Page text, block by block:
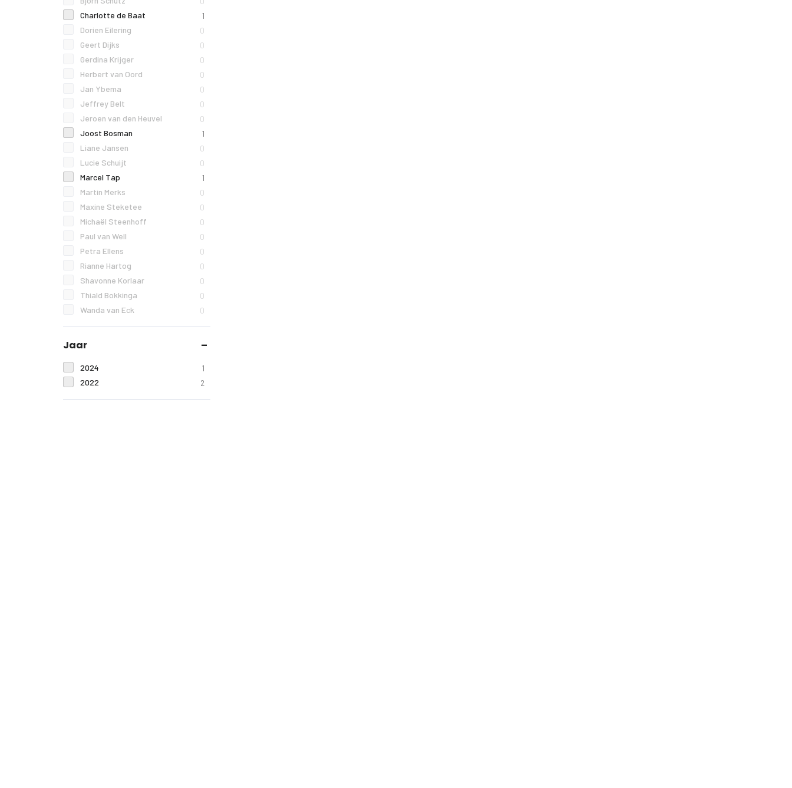
Charlotte de Baat 1
Dorien Eilering 0
Geert Dijks 0
Gerdina Krijger 0
Herbert van Oord 0
Jan Ybema 0
Jeffrey Belt 0
Jeroen van den Heuvel 0
Joost Bosman 1
Liane Jansen 0
Lucie Schuijt 0
Marcel Tap 1
Martin Merks 0
Maxine Steketee 0
Michaël Steenhoff 0
Paul van Well 0
Petra Ellens 0
Rianne Hartog 0
Shavonne Korlaar 0
Thiald Bokkinga 0
Wanda van Eck 0
Jaar
2024 1
2022 2